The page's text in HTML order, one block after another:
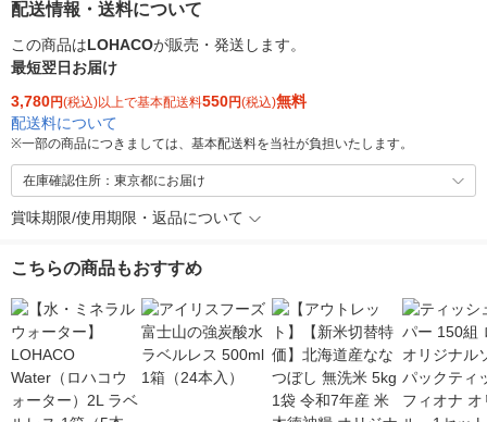
配送情報・送料について
この商品はLOHACOが販売・発送します。
最短翌日お届け
3,780円(税込)以上で基本配送料550円(税込)無料
配送料について
※一部の商品につきましては、基本配送料を当社が負担いたします。
在庫確認住所：東京都にお届け
賞味期限/使用期限・返品について
こちらの商品もおすすめ